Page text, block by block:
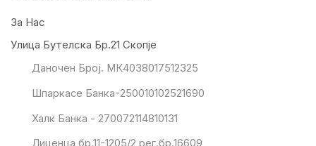
За Нас
Улица Бутелска Бр.21 Скопје
Даночен Број. МК4038017512325
Шпаркасе Банка-250010102521690
Халк Банка - 270072114810131